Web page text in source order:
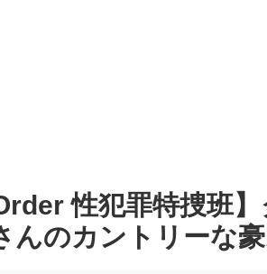
性犯罪特捜班
んのカントリーな豪